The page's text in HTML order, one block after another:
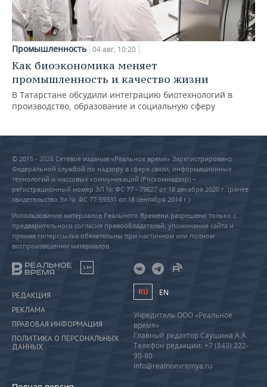
Промышленность 04 авг, 10:20
Как биоэкономика меняет
промышленность и качество жизни
В Татарстане обсудили интеграцию биотехнологий в
производство, образование и социальную сферу
© 2015 - 2026 Сетевое издание «Реальное время» Зарегистрировано
Федеральной службой по надзору в сфере связи, информационных
технологий и массовых коммуникаций (Роскомнадзор) –
регистрационный номер ЭЛ № ФС 77 - 79627 от 18 декабря 2020 г. (ранее
свидетельство Эл № ФС 77-59331 от 18 сентября 2014 г.)
Использование материалов Реального Времени разрешено только с
предварительного согласия правообладателей, упоминание сайта и
прямая гиперссылка обязательны при частичном или полном
воспроизведении материалов.
18+
РЕДАКЦИЯ
РЕКЛАМА
ПРАВОВАЯ ИНФОРМАЦИЯ
ПОЛИТИКА О ПЕРСОНАЛЬНЫХ
ДАННЫХ
RU EN
Учредитель ООО «Реальное
время»
Главный редактор Саушина А.А.
Телефон редакции: +7 (843) 222-
90-80
info@realnoevremya.ru